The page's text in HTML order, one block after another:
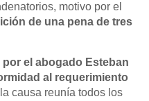
motivo por el
de una pena de tres
por el abogado Esteban
al requerimiento
causa reunía todos los